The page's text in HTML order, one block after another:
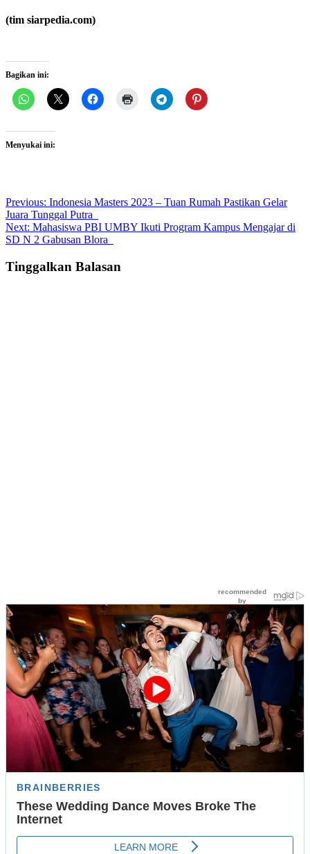
(tim siarpedia.com)
Bagikan ini:
Menyukai ini:
Post
navigation
Previous: Indonesia Masters 2023 – Tuan Rumah Pastikan Gelar
Juara Tunggal Putra
Next: Mahasiswa PBI UMBY Ikuti Program Kampus Mengajar di
SD N 2 Gabusan Blora
Tinggalkan Balasan